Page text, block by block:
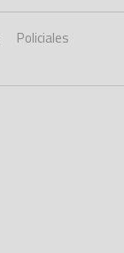
Policiales